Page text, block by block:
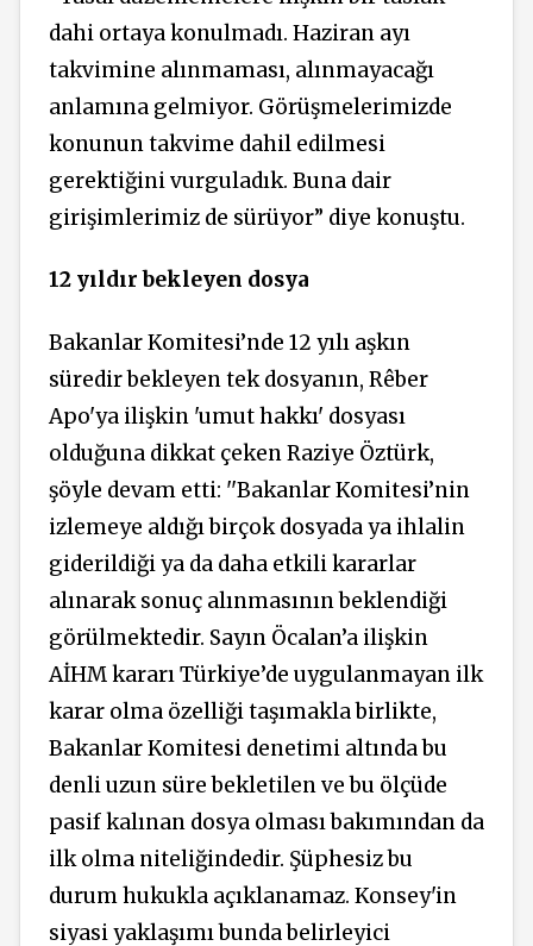
dahi ortaya konulmadı. Haziran ayı
takvimine alınmaması, alınmayacağı
anlamına gelmiyor. Görüşmelerimizde
konunun takvime dahil edilmesi
gerektiğini vurguladık. Buna dair
girişimlerimiz de sürüyor” diye konuştu.
12 yıldır bekleyen dosya
Bakanlar Komitesi’nde 12 yılı aşkın
süredir bekleyen tek dosyanın, Rêber
Apo'ya ilişkin 'umut hakkı' dosyası
olduğuna dikkat çeken Raziye Öztürk,
şöyle devam etti: ''Bakanlar Komitesi’nin
izlemeye aldığı birçok dosyada ya ihlalin
giderildiği ya da daha etkili kararlar
alınarak sonuç alınmasının beklendiği
görülmektedir. Sayın Öcalan’a ilişkin
AİHM kararı Türkiye’de uygulanmayan ilk
karar olma özelliği taşımakla birlikte,
Bakanlar Komitesi denetimi altında bu
denli uzun süre bekletilen ve bu ölçüde
pasif kalınan dosya olması bakımından da
ilk olma niteliğindedir. Şüphesiz bu
durum hukukla açıklanamaz. Konsey'in
siyasi yaklaşımı bunda belirleyici